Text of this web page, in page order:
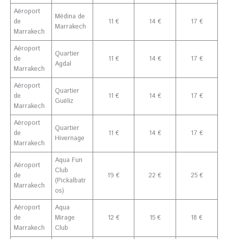
Aéroport
de
Marrakech
Médina de
Marrakech
11 € 14 € 17 €
Aéroport
de
Marrakech
Quartier
Agdal
11 € 14 € 17 €
Aéroport
de
Marrakech
Quartier
Guéliz
11 € 14 € 17 €
Aéroport
de
Marrakech
Quartier
Hivernage
11 € 14 € 17 €
Aéroport
de
Marrakech
Aqua Fun
Club
(Pickalbatr
os)
19 € 22 € 25 €
Aéroport
de
Marrakech
Aqua
Mirage
Club
12 € 15 € 18 €